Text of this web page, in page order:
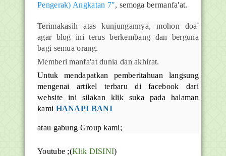
Pengerak) Angkatan 7", semoga bermanfa'at.
Terimakasih atas kunjungannya, mohon doa'
agar blog ini terus berkembang dan berguna
bagi semua orang.
Memberi manfa'at dunia dan akhirat.
Untuk mendapatkan pemberitahuan langsung
mengenai artikel terbaru di facebook dari
website ini silakan klik suka pada halaman
kami HANAPI BANI
atau gabung Group kami;
Youtube ;(Klik DISINI)